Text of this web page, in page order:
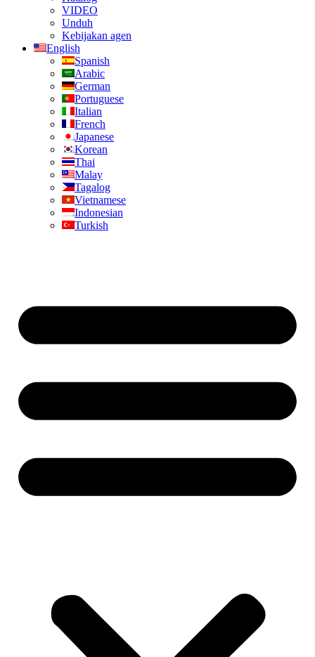
VIDEO
Unduh
Kebijakan agen
English
Spanish
Arabic
German
Portuguese
Italian
French
Japanese
Korean
Thai
Malay
Tagalog
Vietnamese
Indonesian
Turkish